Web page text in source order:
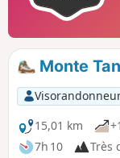
Monte
15,01 km
7h 10
Très